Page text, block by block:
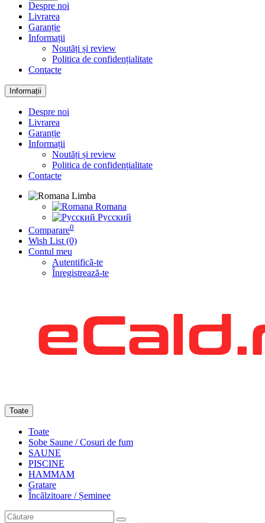
Despre noi
Livrarea
Garanție
Informații
Noutăți și review
Politica de confidențialitate
Contacte
Informații
Despre noi
Livrarea
Garanție
Informații
Noutăți și review
Politica de confidențialitate
Contacte
Limba
Romana
Русский
Comparare0
Wish List (0)
Contul meu
Autentifică-te
Înregistrează-te
Toate
Toate
Sobe Saune / Cosuri de fum
SAUNE
PISCINE
HAMMAM
Gratare
Încălzitoare / Șeminee